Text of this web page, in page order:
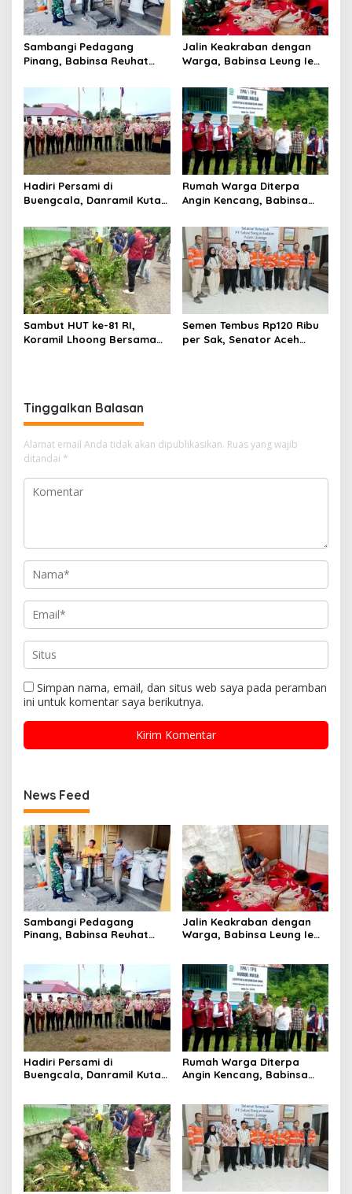
s
Sambangi Pedagang
Pinang, Babinsa Reuhat
dengan Warga
Jalin Keakraban dengan
Warga, Babinsa Leung Ie
Wilayah Binaan
Hadiri Persami di
Buengcala, Danramil Kuta
Kebersamaan Generasi
Muda
Rumah Warga Diterpa
Angin Kencang, Babinsa
Penyaluran Bantuan Masa
Panik
Sambut HUT ke-81 RI,
Koramil Lhoong Bersama
Semen Tembus Rp120 Ribu
per Sak, Senator Aceh
Tinggalkan Balasan
Alamat email Anda tidak akan dipublikasikan. Ruas yang wajib
ditandai *
Simpan nama, email, dan situs web saya pada peramban
ini untuk komentar saya berikutnya.
News Feed
Sambangi Pedagang
Pinang, Babinsa Reuhat
Jalin Keakraban dengan
Warga, Babinsa Leung Ie
Hadiri Persami di
Buengcala, Danramil Kuta
Muda
Rumah Warga Diterpa
Angin Kencang, Babinsa
Panik